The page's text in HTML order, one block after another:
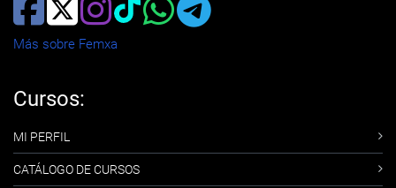
Más sobre Femxa
Cursos:
MI PERFIL
CATÁLOGO DE CURSOS